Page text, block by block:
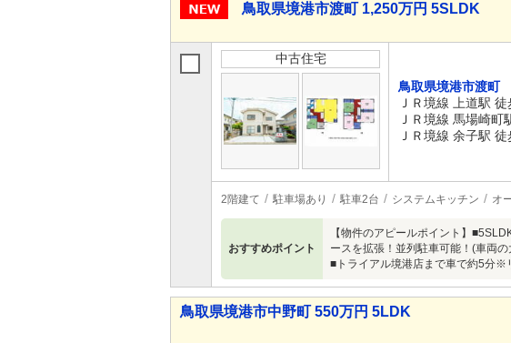
鳥取県境港市渡町 1,250万円 5SLDK
中古住宅
鳥取県境港市渡町
ＪＲ境線 上道駅
ＪＲ境線 馬場崎町
ＪＲ境線 余子駅
2階建て 駐車場あり 駐車2台 システムキッチン オ
おすすめポイント
【物件のアピールポイント】
ースを拡張！並列駐車可能！(車両
■トライアル境港店まで車で約5分※
鳥取県境港市中野町 550万円 5LDK